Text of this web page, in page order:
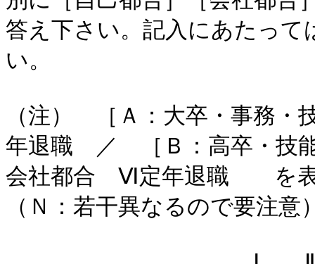
答え下さい。記入にあたって
い。
（注） ［Ａ：大卒・事務
年退職 ／ ［Ｂ：高卒・技
会社都合 Ⅵ定年退職 を表
（Ｎ：若干異なるので要注意